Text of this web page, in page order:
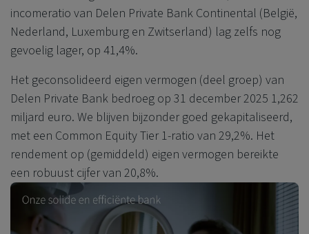
incomeratio van Delen Private Bank Continental (België,
Nederland, Luxemburg en Zwitserland) lag zelfs nog
gevoelig lager, op 41,4%.
Het geconsolideerd eigen vermogen (deel groep) van
Delen Private Bank bedroeg op 31 december 2025 1,262
miljard euro. We blijven bijzonder goed gekapitaliseerd,
met een Common Equity Tier 1-ratio van 29,2%. Het
rendement op (gemiddeld) eigen vermogen bereikte
een robuust cijfer van 20,8%.